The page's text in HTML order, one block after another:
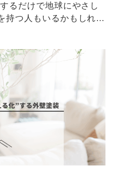
持つ人もいるかもしれま